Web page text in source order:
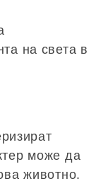
на света в
може да
животно.